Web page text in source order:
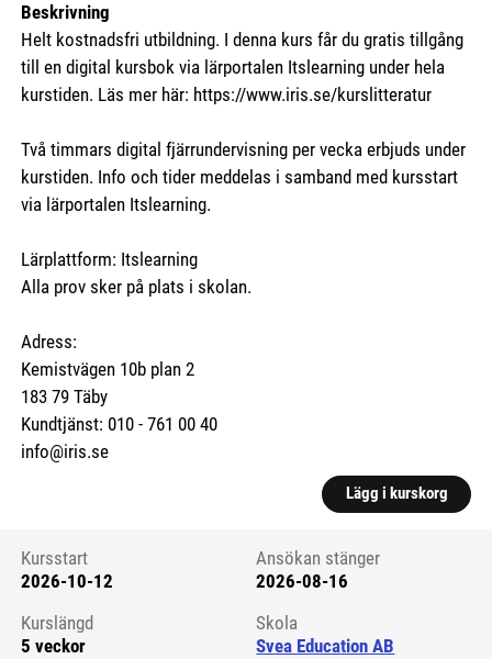
Beskrivning
Helt kostnadsfri utbildning. I denna kurs får du gratis tillgång
till en digital kursbok via lärportalen Itslearning under hela
kurstiden. Läs mer här: https://www.iris.se/kurslitteratur
Två timmars digital fjärrundervisning per vecka erbjuds under
kurstiden. Info och tider meddelas i samband med kursstart
via lärportalen Itslearning.
Lärplattform: Itslearning
Alla prov sker på plats i skolan.
Adress:
Kemistvägen 10b plan 2
183 79 Täby
Kundtjänst: 010 - 761 00 40
info@iris.se
Lägg i kurskorg
Kursstart 6228724
Kursstart
2026-10-12
Ansökan stänger
2026-08-16
Kurslängd
5 veckor
Skola
Svea Education AB